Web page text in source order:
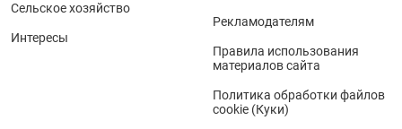
Сельское хозяйство
Интересы
Рекламодателям
Правила использования
материалов сайта
Политика обработки файлов
cookie (Куки)